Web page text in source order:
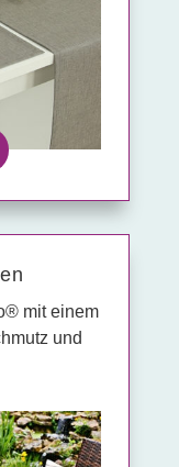
mit einem
und